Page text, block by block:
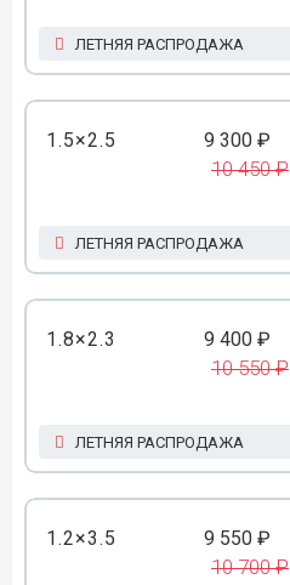
ЛЕТНЯЯ РАСПРОДАЖА
1.5×2.5 9 300 ₽
10 450 ₽
ЛЕТНЯЯ РАСПРОДАЖА
1.8×2.3 9 400 ₽
10 550 ₽
ЛЕТНЯЯ РАСПРОДАЖА
1.2×3.5 9 550 ₽
10 700 ₽